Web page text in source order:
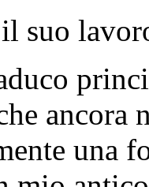
suo
ancora
una